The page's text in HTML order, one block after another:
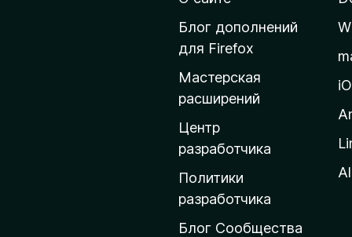
Блог дополнений
для Firefox
Мастерская
расширений
Центр
разработчика
Политики
разработчика
Блог Сообщества